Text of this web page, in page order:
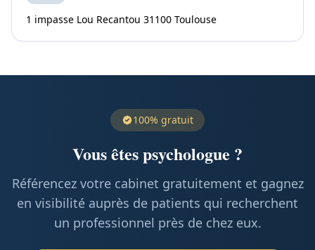
1 impasse Lou Recantou 31100 Toulouse
100% gratuit
Vous êtes psychologue ?
Référencez votre cabinet gratuitement et gagnez
en visibilité auprès de patients qui recherchent
un professionnel près de chez eux.